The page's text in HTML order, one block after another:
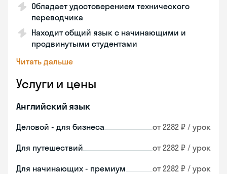
Обладает удостоверением технического
переводчика
Находит общий язык с начинающими и
продвинутыми студентами
Читать дальше
Услуги и цены
Английский язык
Деловой - для бизнеса от 2282 ₽ / урок
Для путешествий от 2282 ₽ / урок
Для начинающих - премиум от 2282 ₽ / урок